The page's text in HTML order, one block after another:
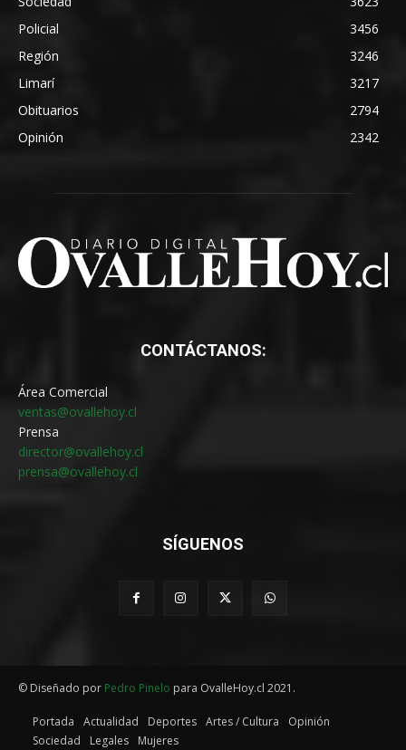
Policial
3456
Región
3246
Limarí
3217
Obituarios
2794
Opinión
2342
CONTÁCTANOS:
Área Comercial
ventas@ovallehoy.cl
Prensa
director@ovallehoy.cl
prensa@ovallehoy.cl
SÍGUENOS
© Diseñado por Pedro Pinelo para OvalleHoy.cl 2021.
Portada Actualidad Deportes Artes / Cultura
Opinión
Sociedad
Legales Mujeres